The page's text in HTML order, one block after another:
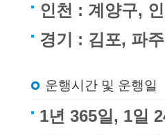
인천 : 계양구,
경기 : 김포, 파
운행시간 및 운행일
1년 365일, 1일